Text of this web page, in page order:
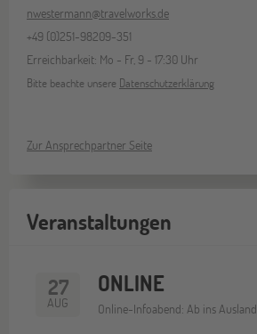
nwestermann@travelworks.de
+49 (0)251-98209-351
Erreichbarkeit: Mo - Fr, 9 - 17:30 Uhr
Bitte beachte unsere Datenschutzerklärung
Zur Ansprechpartner Seite
Veranstaltungen
27
AUG
ONLINE
Online-Infoabend: Ab ins Ausland